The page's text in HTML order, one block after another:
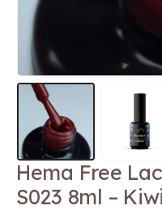
Hema Free
S023 8ml –